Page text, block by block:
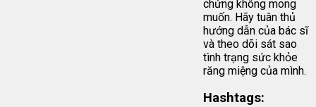
chứng không mong
muốn. Hãy tuân thủ
hướng dẫn của bác sĩ
và theo dõi sát sao
tình trạng sức khỏe
răng miệng của mình.
Hashtags: